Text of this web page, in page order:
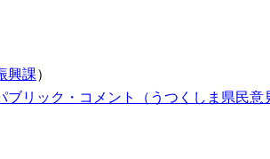
興課）
リック・コメント（うつくしま県民意